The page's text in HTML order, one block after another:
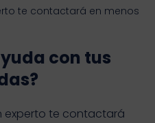
te contactará en menos
con tus
experto te contactará